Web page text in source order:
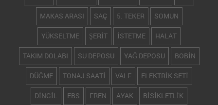
MAKAS ARASI SAÇ 5. TEKER SOMUN
YÜKSELTME ŞERİT İSTETME HALAT
TAKIM DOLABI SU DEPOSU YAĞ DEPOSU BOBİN
DÜĞME TONAJ SAATİ VALF ELEKTRİK SETİ
DİNGİL EBS FREN AYAK BİSİKLETLİK